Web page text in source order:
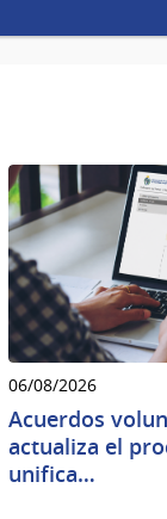
06/08/2026
Acuerdos
actualiza el
unifica…